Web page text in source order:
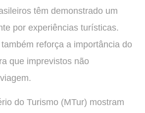
têm demonstrado um
por experiências turísticas.
reforça a importância do
que imprevistos não
do Turismo (MTur) mostram